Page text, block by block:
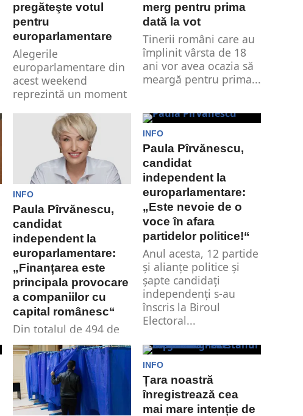
pregăteşte votul
pentru
europarlamentare
Alegerile
europarlamentare din
acest weekend
reprezintă un moment
europeni, oferindu-le
oportunitatea de a-și...
merg pentru prima
dată la vot
Tinerii români care au
împlinit vârsta de 18
ani vor avea ocazia să
meargă pentru prima...
INFO
Paula Pîrvănescu,
candidat
independent la
europarlamentare:
„Finanțarea este
principala provocare
a companiilor cu
capital românesc“
Din totalul de 494 de
candidați la alegerile
europarlamentare,
Paula Pîrvânescu este
singura independentă.
Și, spre...
INFO
Paula Pîrvănescu,
candidat
independent la
europarlamentare:
„Este nevoie de o
voce în afara
partidelor politice!“
Anul acesta, 12 partide
și alianțe politice și
șapte candidați
independenți s-au
înscris la Biroul
Electoral...
INFO
Țara noastră
înregistrează cea
mai mare intenție de